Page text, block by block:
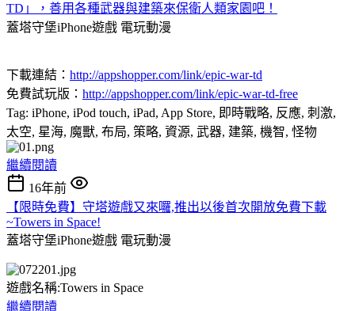
TD」，善用各種武器與建築來保衛人類家園吧！
蓋塔守堡iPhone遊戲 電玩動漫
下載連結： http://appshopper.com/link/epic-war-td
免費試玩版： http://appshopper.com/link/epic-war-td-free
Tag: iPhone, iPod touch, iPad, App Store, 即時戰略, 反應, 刺激,
太空, 星海, 魔獸, 布局, 策略, 資源, 武器, 建築, 機智, 怪物
繼續閱讀
16年前
【限時免費】守塔遊戲又來囉,推出以後首次開放免費下載
~Towers in Space!
蓋塔守堡iPhone遊戲 電玩動漫
遊戲名稱:Towers in Space
繼續閱讀